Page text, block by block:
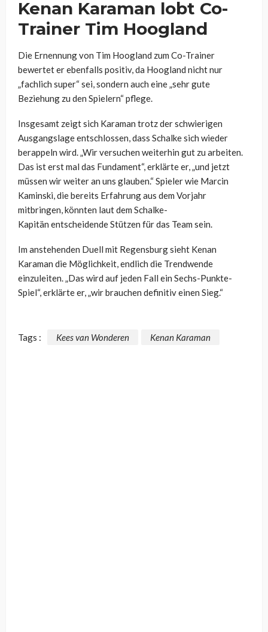
Kenan Karaman lobt Co-
Trainer Tim Hoogland
Die Ernennung von Tim Hoogland zum Co-Trainer
bewertet er ebenfalls positiv, da Hoogland nicht nur
„fachlich super“ sei, sondern auch eine „sehr gute
Beziehung zu den Spielern“ pflege.
Insgesamt zeigt sich Karaman trotz der schwierigen
Ausgangslage entschlossen, dass Schalke sich wieder
berappeln wird. „Wir versuchen weiterhin gut zu arbeiten.
Das ist erst mal das Fundament“, erklärte er, „und jetzt
müssen wir weiter an uns glauben.“ Spieler wie Marcin
Kaminski, die bereits Erfahrung aus dem Vorjahr
mitbringen, könnten laut dem Schalke-
Kapitän entscheidende Stützen für das Team sein.
Im anstehenden Duell mit Regensburg sieht Kenan
Karaman die Möglichkeit, endlich die Trendwende
einzuleiten. „Das wird auf jeden Fall ein Sechs-Punkte-
Spiel“, erklärte er, „wir brauchen definitiv einen Sieg.“
Tags : Kees van Wonderen Kenan Karaman